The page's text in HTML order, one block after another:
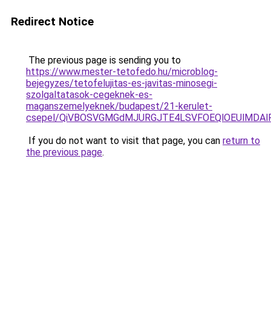
Redirect Notice
The previous page is sending you to
https://www.mester-tetofedo.hu/microblog-
bejegyzes/tetofelujitas-es-javitas-minosegi-
szolgaltatasok-cegeknek-es-
maganszemelyeknek/budapest/21-kerulet-
csepel/
If you do not want to visit that page, you can return to
the previous page.